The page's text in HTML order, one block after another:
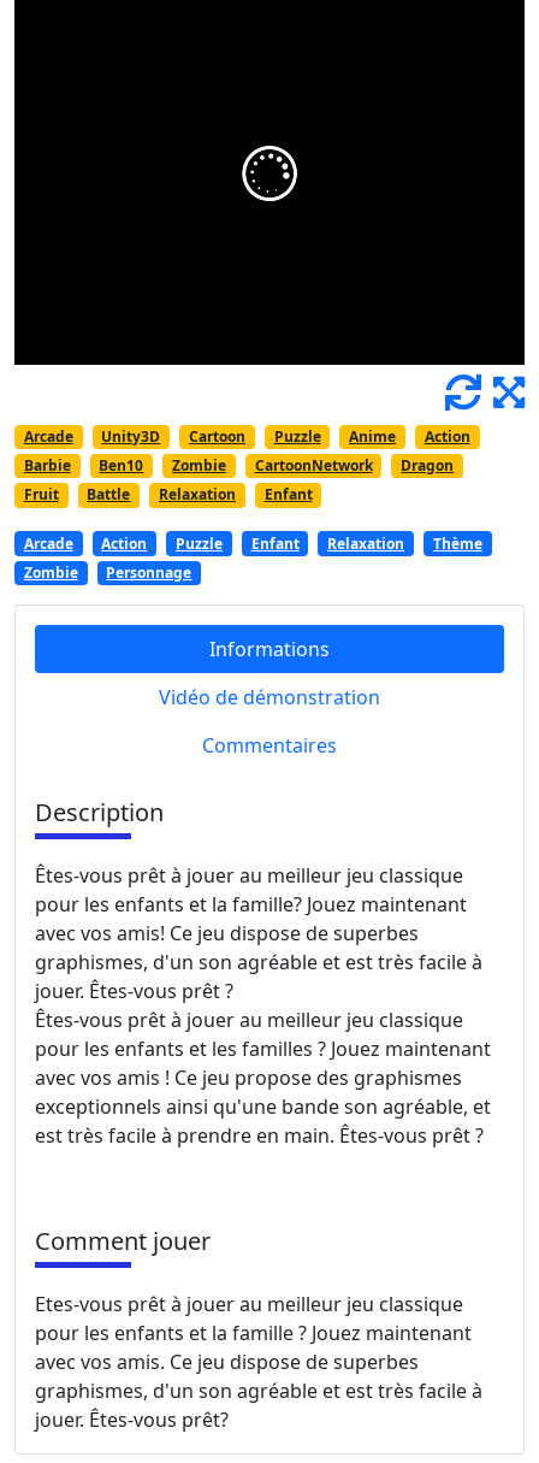
Arcade Unity3D Cartoon Puzzle Anime
Action
Barbie
Ben10 Zombie CartoonNetwork
Dragon
Fruit
Battle Relaxation Enfant
Arcade Action Puzzle Enfant Relaxation
Thème
Zombie
Personnage
Informations
Vidéo de démonstration
Commentaires
Description
Êtes-vous prêt à jouer au meilleur jeu classique
pour les enfants et la famille? Jouez maintenant
avec vos amis! Ce jeu dispose de superbes
graphismes, d'un son agréable et est très facile à
jouer. Êtes-vous prêt ?
Êtes-vous prêt à jouer au meilleur jeu classique
pour les enfants et les familles ? Jouez maintenant
avec vos amis ! Ce jeu propose des graphismes
exceptionnels ainsi qu'une bande son agréable, et
est très facile à prendre en main. Êtes-vous prêt ?
Comment jouer
Etes-vous prêt à jouer au meilleur jeu classique
pour les enfants et la famille ? Jouez maintenant
avec vos amis. Ce jeu dispose de superbes
graphismes, d'un son agréable et est très facile à
jouer. Êtes-vous prêt?